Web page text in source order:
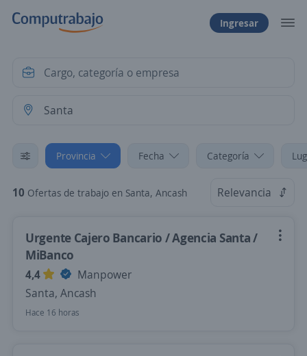
Ingresar
Provincia Fecha Categoría
10 Ofertas de trabajo en Santa, Ancash Relevancia
Urgente Cajero Bancario / Agencia Santa /
MiBanco
4,4
Manpower
Santa, Ancash
Hace 16 horas